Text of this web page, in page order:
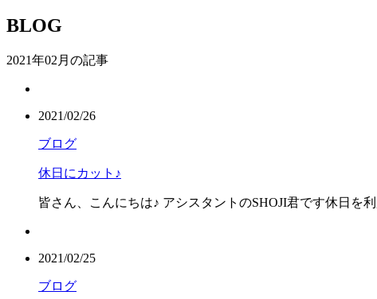
BLOG
2021年02月の記事
2021/02/26
ブログ
休日にカット♪
皆さん、こんにちは♪ アシスタントのSHOJI君です休日を
2021/02/25
ブログ